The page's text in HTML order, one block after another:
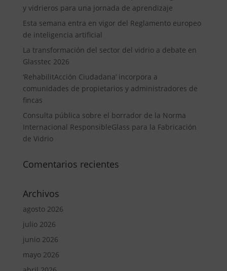
y vidrieros para una jornada de aprendizaje
Esta semana entra en vigor del Reglamento europeo
de inteligencia artificial
La transformación del sector del vidrio a debate en
Glasstec 2026
‘RehabilitAcción Ciudadana’ incorpora a
comunidades de propietarios y administradores de
fincas
Consulta pública sobre el borrador de la Norma
Internacional ResponsibleGlass para la Fabricación
de Vidrio
Comentarios recientes
Archivos
agosto 2026
julio 2026
junio 2026
mayo 2026